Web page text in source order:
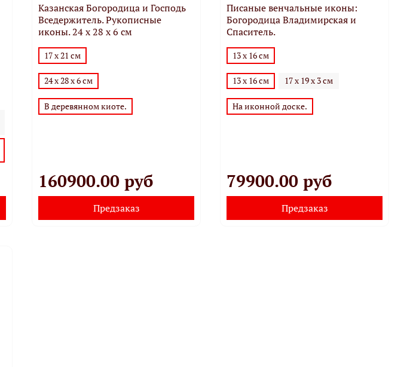
Казанская Богородица и Господь
Вседержитель. Рукописные
иконы. 24 х 28 х 6 см
17 х 21 см
24 х 28 х 6 см
В деревянном киоте.
160900.00 руб
Предзаказ
Писаные венчальные иконы:
Богородица Владимирская и
Спаситель.
13 х 16 см
13 х 16 см 17 х 19 х 3 см
На иконной доске.
79900.00 руб
Предзаказ